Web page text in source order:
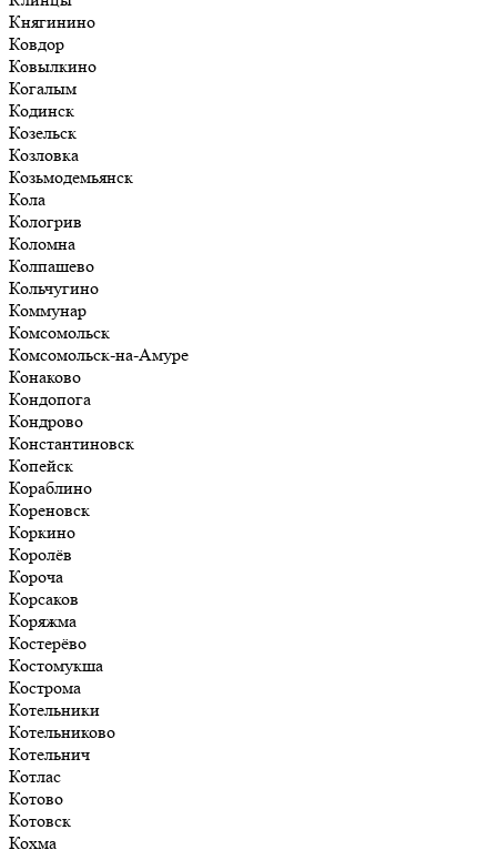
Княгинино
Ковдор
Ковылкино
Когалым
Кодинск
Козельск
Козловка
Козьмодемьянск
Кола
Кологрив
Коломна
Колпашево
Кольчугино
Коммунар
Комсомольск
Комсомольск-на-Амуре
Конаково
Кондопога
Кондрово
Константиновск
Копейск
Кораблино
Кореновск
Коркино
Королёв
Короча
Корсаков
Коряжма
Костерёво
Костомукша
Кострома
Котельники
Котельниково
Котельнич
Котлас
Котово
Котовск
Кохма